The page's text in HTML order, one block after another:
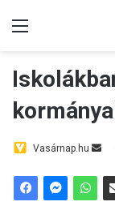
Menü
Vasárnap.hu